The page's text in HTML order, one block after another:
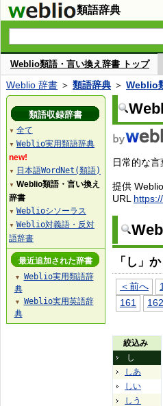
類語辞典
Weblio類語・言い換え辞書 トップ
Weblio 辞書 ＞ 類語辞典 ＞ Weblio
日常的な
提供 Weblio
URL
「し」
＜前へ 1
161
162
絞込み
し
しあ
しい
しう
類語収録辞書
▼ 全て
▼ Weblio実用類語辞典
new!
▼ 日本語WordNet(類語)
▼ Weblio類語・言い換え
辞書
▼ Weblioシソーラス
▼ Weblio対義語・反対
語辞書
最近追加された辞書
▼
Weblio実用類語辞
典
▼
Weblio実用英語辞
典